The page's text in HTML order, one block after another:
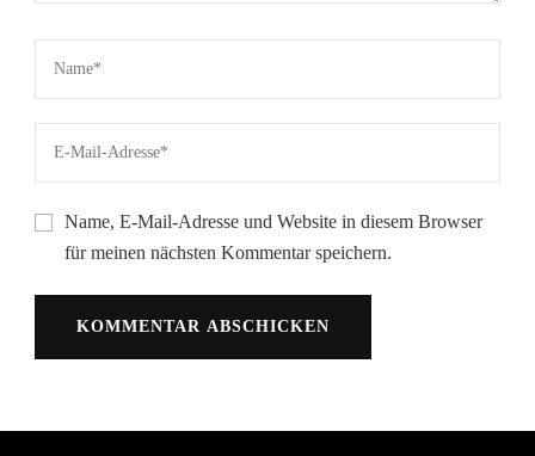
Name, E-Mail-Adresse und Website in diesem Browser
für meinen nächsten Kommentar speichern.